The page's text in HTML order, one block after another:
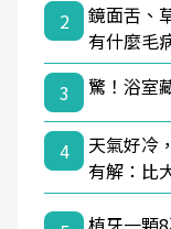
2
鏡面舌、
有什麼毛
3
驚！浴室
4
天氣好冷
有解：比